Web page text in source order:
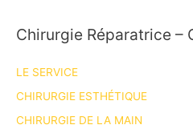
Chirurgie Réparatrice –
LE SERVICE
CHIRURGIE ESTHÉTIQUE
CHIRURGIE DE LA MAIN